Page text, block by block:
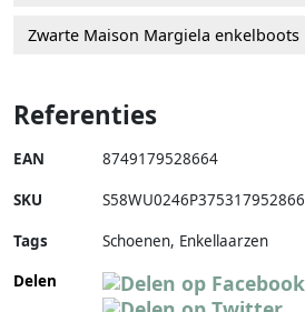
Zwarte Maison Margiela enkelboots
Referenties
EAN 8749179528664
SKU S58WU0246P375317952866
Tags
Schoenen, Enkellaarzen
Delen